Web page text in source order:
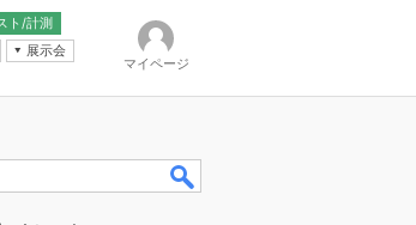
ト/計測
展示会
マイページ